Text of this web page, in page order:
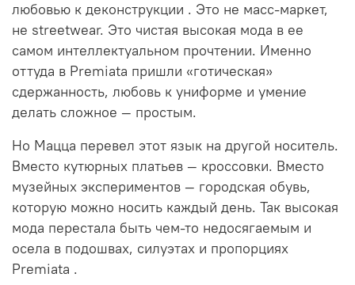
любовью к деконструкции . Это не масс-маркет,
не streetwear. Это чистая высокая мода в ее
самом интеллектуальном прочтении. Именно
оттуда в Premiata пришли «готическая»
сдержанность, любовь к униформе и умение
делать сложное — простым.
Но Мацца перевел этот язык на другой носитель.
Вместо кутюрных платьев — кроссовки. Вместо
музейных экспериментов — городская обувь,
которую можно носить каждый день. Так высокая
мода перестала быть чем-то недосягаемым и
осела в подошвах, силуэтах и пропорциях
Premiata .